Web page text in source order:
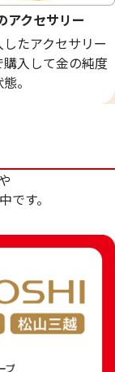
参考買取価格
288,600
アクセサリー
たアクセサリー
入して金の純度
。
です。